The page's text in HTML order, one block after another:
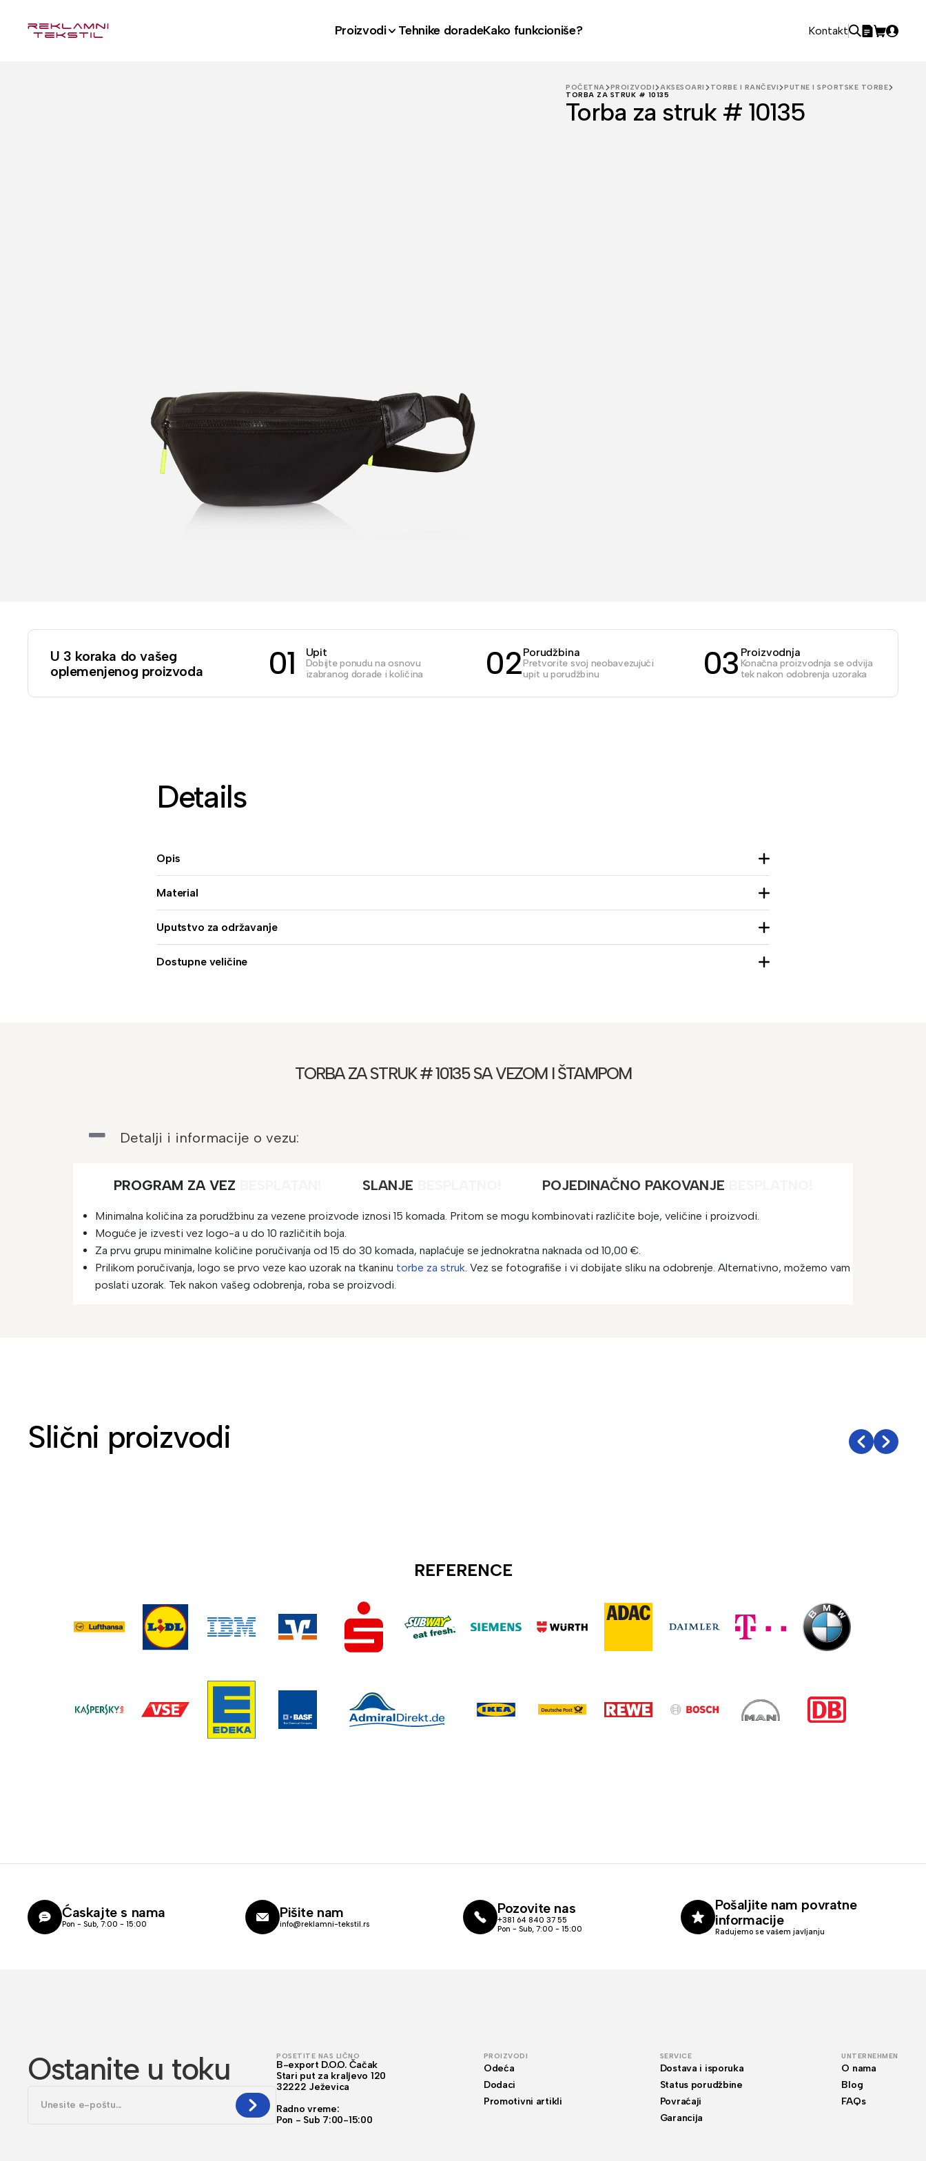
Proizvodi Tehnike doradeKako funkcioniše? Kontakt
POČETNA PROIZVODI AKSESOARI TORBE I RANČEVI
PUTNE I SPORTSKE TORBE
TORBA ZA STRUK # 10135
Torba za struk # 10135
U 3 koraka do vašeg
oplemenjenog proizvoda
01 Upit
Dobijte ponudu na osnovu
izabranog dorade i količina
02Porudžbina
Pretvorite svoj neobavezujući
upit u porudžbinu
03 Proizvodnja
Konačna proizvodnja se odvija
tek nakon odobrenja uzoraka
Details
Opis
Material
Uputstvo za održavanje
Dostupne veličine
TORBA ZA STRUK # 10135 SA VEZOM I ŠTAMPOM
Detalji i informacije o vezu:
PROGRAM ZA VEZ SLANJE POJEDINAČNO PAKOVANJE
Minimalna količina za porudžbinu za vezene proizvode iznosi 15 komada. Pritom se mogu kombinovati različite boje, veličine i proizvodi.
Moguće je izvesti vez logo-a u do 10 različitih boja.
Za prvu grupu minimalne količine poručivanja od 15 do 30 komada, naplaćuje se jednokratna naknada od 10,00 €.
Prilikom poručivanja, logo se prvo veze kao uzorak na tkaninu torbe za struk. Vez se fotografiše i vi dobijate sliku na odobrenje. Alternativno, možemo vam
poslati uzorak. Tek nakon vašeg odobrenja, roba se proizvodi.
Slični proizvodi
REFERENCE
Ćaskajte s nama
Pon - Sub, 7:00 - 15:00
Pišite nam
info@reklamni-tekstil.rs
Pozovite nas
+381 64 840 37 55
Pon - Sub, 7:00 - 15:00
Pošaljite nam povratne
informacije
Radujemo se vašem javljanju
Ostanite u toku POSETITE NAS LIČNO
B-export D.O.O. Čačak
Stari put za kraljevo 120
32222 Ježevica
Radno vreme:
Pon - Sub 7:00-15:00
PROIZVODI
Odeća
Dodaci
Promotivni artikli
SERVICE
Dostava i isporuka
Status porudžbine
Povraćaji
Garancija
UNTERNEHMEN
O nama
Blog
FAQs